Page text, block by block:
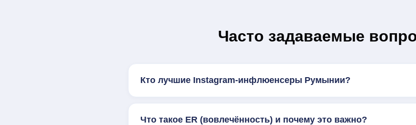
Часто задаваемые
Кто лучшие Instagram-инфлюенсеры Румынии?
Что такое ER (вовлечённость) и почему это важно?